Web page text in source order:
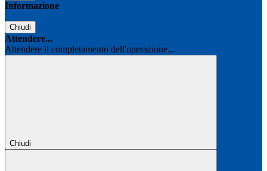
Informazione
Chiudi
Attendere...
Attendere il completamento dell'operazione...
Chiudi